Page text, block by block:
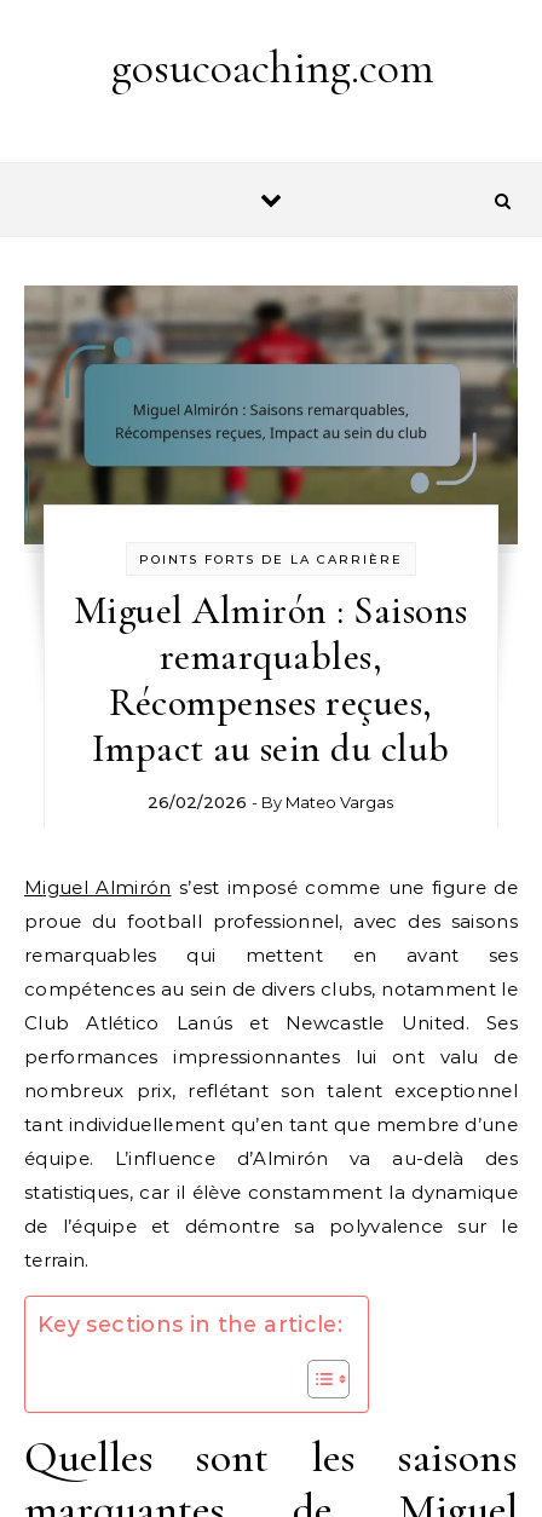
gosucoaching.com
POINTS FORTS DE LA CARRIÈRE
Miguel Almirón : Saisons
remarquables,
Récompenses reçues,
Impact au sein du club
26/02/2026 - By Mateo Vargas
Miguel Almirón s’est imposé comme une figure de
proue du football professionnel, avec des saisons
remarquables qui mettent en avant ses
compétences au sein de divers clubs, notamment le
Club Atlético Lanús et Newcastle United. Ses
performances impressionnantes lui ont valu de
nombreux prix, reflétant son talent exceptionnel
tant individuellement qu’en tant que membre d’une
équipe. L’influence d’Almirón va au-delà des
statistiques, car il élève constamment la dynamique
de l’équipe et démontre sa polyvalence sur le
terrain.
Key sections in the article:
Quelles sont les saisons